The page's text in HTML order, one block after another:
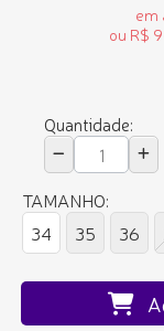
em
ou R$
Quantidade:
TAMANHO:
34
35 36